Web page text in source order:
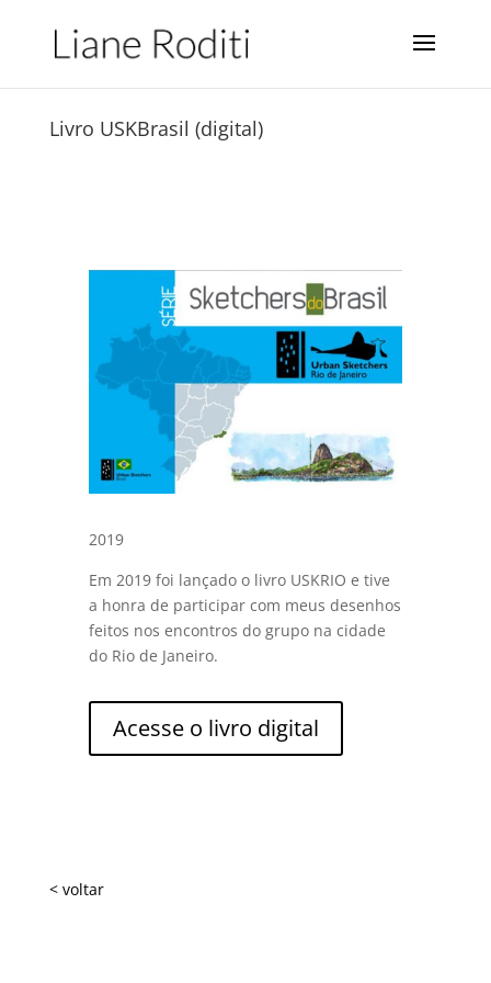
Livro USKBrasil (digital)
2019
Em 2019 foi lançado o livro USKRIO e tive
a honra de participar com meus desenhos
feitos nos encontros do grupo na cidade
do Rio de Janeiro.
Acesse o livro digital
< voltar